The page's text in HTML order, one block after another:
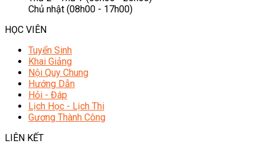
Chủ nhật (08h00 - 17h00)
HỌC VIÊN
Tuyển Sinh
Khai Giảng
Nội Quy Chung
Hướng Dẫn
Hỏi - Đáp
Lịch Học - Lịch Thi
Gương Thành Công
LIÊN KẾT